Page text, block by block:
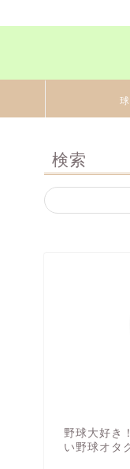
検索
野球大好き
い野球オタ